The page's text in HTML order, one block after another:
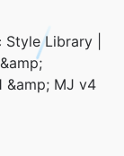
Library |
&amp; MJ v4